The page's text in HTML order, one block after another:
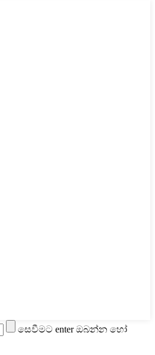
සෙවීමට enter ඔබන්න හෝ